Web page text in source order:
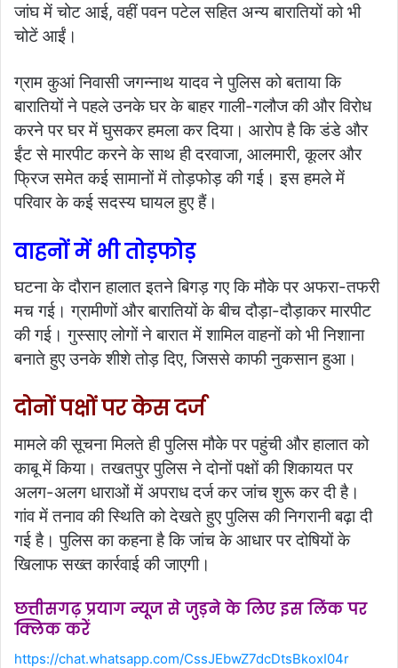
जांघ में चोट आई, वहीं पवन पटेल सहित अन्य बारातियों को भी
चोटें आईं।
ग्राम कुआं निवासी जगन्नाथ यादव ने पुलिस को बताया कि
बारातियों ने पहले उनके घर के बाहर गाली-गलौज की और विरोध
करने पर घर में घुसकर हमला कर दिया। आरोप है कि डंडे और
ईंट से मारपीट करने के साथ ही दरवाजा, आलमारी, कूलर और
फ्रिज समेत कई सामानों में तोड़फोड़ की गई। इस हमले में
परिवार के कई सदस्य घायल हुए हैं।
वाहनों में भी तोड़फोड़
घटना के दौरान हालात इतने बिगड़ गए कि मौके पर अफरा-तफरी
मच गई। ग्रामीणों और बारातियों के बीच दौड़ा-दौड़ाकर मारपीट
की गई। गुस्साए लोगों ने बारात में शामिल वाहनों को भी निशाना
बनाते हुए उनके शीशे तोड़ दिए, जिससे काफी नुकसान हुआ।
दोनों पक्षों पर केस दर्ज
मामले की सूचना मिलते ही पुलिस मौके पर पहुंची और हालात को
काबू में किया। तखतपुर पुलिस ने दोनों पक्षों की शिकायत पर
अलग-अलग धाराओं में अपराध दर्ज कर जांच शुरू कर दी है।
गांव में तनाव की स्थिति को देखते हुए पुलिस की निगरानी बढ़ा दी
गई है। पुलिस का कहना है कि जांच के आधार पर दोषियों के
खिलाफ सख्त कार्रवाई की जाएगी।
छत्तीसगढ़ प्रयाग न्यूज से जुड़ने के लिए इस लिंक पर
क्लिक करें
https://chat.whatsapp.com/CssJEbwZ7dcDtsBkoxI04r